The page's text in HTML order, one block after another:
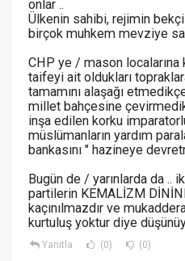
onlar ..
Ülkenin sahibi, rejimin
birçok muhkem mevziye
CHP ye / mason localarına
taifeyi ait oldukları
tamamını alaşağı
millet bahçesine
inşa edilen korku
müslümanların yardım
bankasını " hazineye
Bugün de / yarınlarda da ..
partilerin KEMALİZM
kaçınılmazdır ve
kurtuluş yoktur diye
Yanıtla (0) (0)